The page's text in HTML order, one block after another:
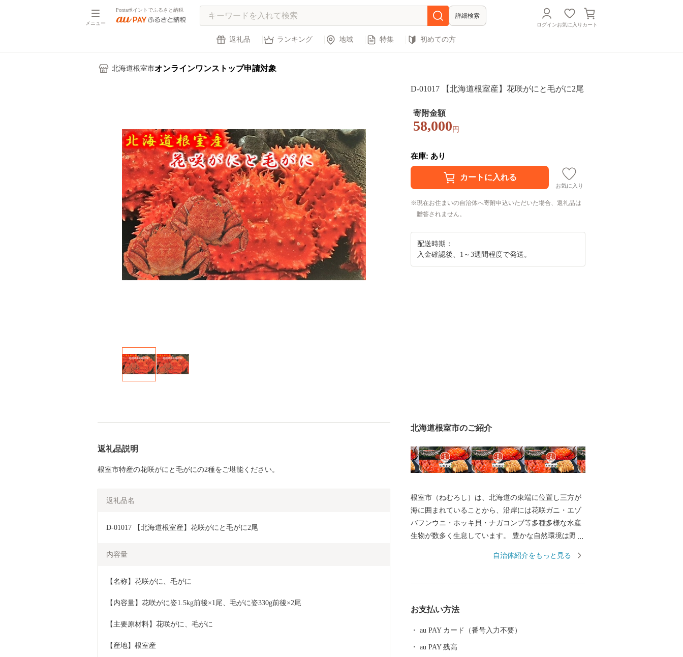
メニュー
Pontaポイントでふるさと納税
詳細検索
ログインお気に入り カート
返礼品 ランキング 地域 特集 初めての方
北海道根室市オンラインワンストップ申請対象
D-01017 【北海道根室産】花咲がにと毛がに2尾
寄附金額
58,000 円
在庫: あり
お気に入り
現在お住まいの自治体へ寄附申込いただいた場合、返礼品は
贈答されません。
配送時期：
入金確認後、1～3週間程度で発送。
返礼品説明
根室市特産の花咲がにと毛がにの2種をご堪能ください。
返礼品名
D-01017 【北海道根室産】花咲がにと毛がに2尾
内容量
【名称】花咲がに、毛がに
【内容量】花咲がに姿1.5kg前後×1尾、毛がに姿330g前後×2尾
【主要原材料】花咲がに、毛がに
【産地】根室産
北海道根室市のご紹介
根室市（ねむろし）は、北海道の東端に位置し三方が
海に囲まれていることから、沿岸には花咲ガニ・エゾ
バフンウニ・ホッキ貝・ナガコンブ等多種多様な水産
生物が数多く生息しています。 豊かな自然環境は野鳥
る約330種の野鳥が観測でき、風蓮湖、春国岱、長節湖
を相手にする北海道ならではのアクティビティも人気
の早期返還を願い、市民一丸となって世論の先頭に立
自治体紹介をもっと見る
お支払い方法
au PAY カード（番号入力不要）
au PAY 残高